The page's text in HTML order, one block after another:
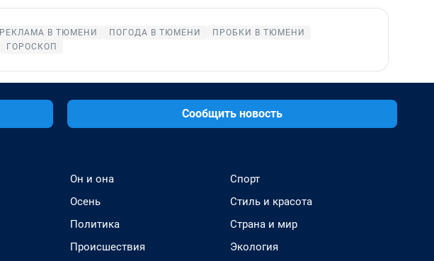
РЕКЛАМА В ТЮМЕНИ ПОГОДА В ТЮМЕНИ
ПРОБКИ В ТЮМЕНИ
ГОРОСКОП
Сообщить новость
Он и она
Осень
Политика
Происшествия
Спорт
Стиль и красота
Страна и мир
Экология